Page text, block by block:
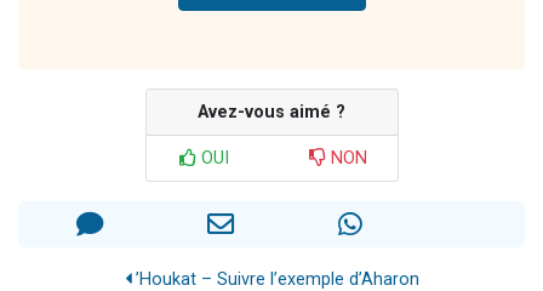
Avez-vous aimé ?
OUI NON
’Houkat – Suivre l’exemple d’Aharon